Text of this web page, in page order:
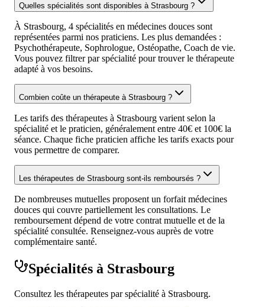
Quelles spécialités sont disponibles à Strasbourg ?
À Strasbourg, 4 spécialités en médecines douces sont
représentées parmi nos praticiens. Les plus demandées :
Psychothérapeute, Sophrologue, Ostéopathe, Coach de vie.
Vous pouvez filtrer par spécialité pour trouver le thérapeute
adapté à vos besoins.
Combien coûte un thérapeute à Strasbourg ?
Les tarifs des thérapeutes à Strasbourg varient selon la
spécialité et le praticien, généralement entre 40€ et 100€ la
séance. Chaque fiche praticien affiche les tarifs exacts pour
vous permettre de comparer.
Les thérapeutes de Strasbourg sont-ils remboursés ?
De nombreuses mutuelles proposent un forfait médecines
douces qui couvre partiellement les consultations. Le
remboursement dépend de votre contrat mutuelle et de la
spécialité consultée. Renseignez-vous auprès de votre
complémentaire santé.
Spécialités à Strasbourg
Consultez les thérapeutes par spécialité à Strasbourg.